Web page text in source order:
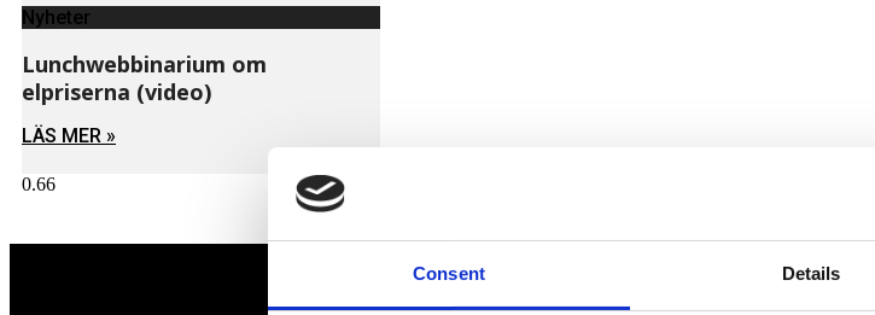
Consent Details
Nyheter
Lunchwebbinarium om
elpriserna (video)
LÄS MER »